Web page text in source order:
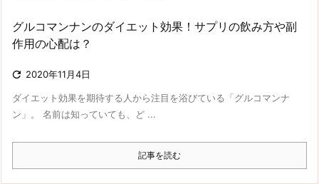
グルコマンナンのダイエット効果！サプリの飲み方や副
作用の心配は？
 2020年11月4日
ダイエット効果を期待する人から注目を浴びている「グルコマンナ
ン」。 名前は知っていても、ど ...
記事を読む